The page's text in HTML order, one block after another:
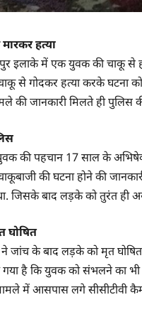
हत्या
इलाके में एक युवक की चाकू से
से गोदकर हत्या करके घटना
की जानकारी मिलते ही
की पहचान 17 साल के
की घटना होने की
जिसके बाद लड़के को तुरंत ही
घोषित
ने जांच के बाद लड़के को मृत
है कि युवक को संभलने का
में आसपास लगे सीसीटीवी